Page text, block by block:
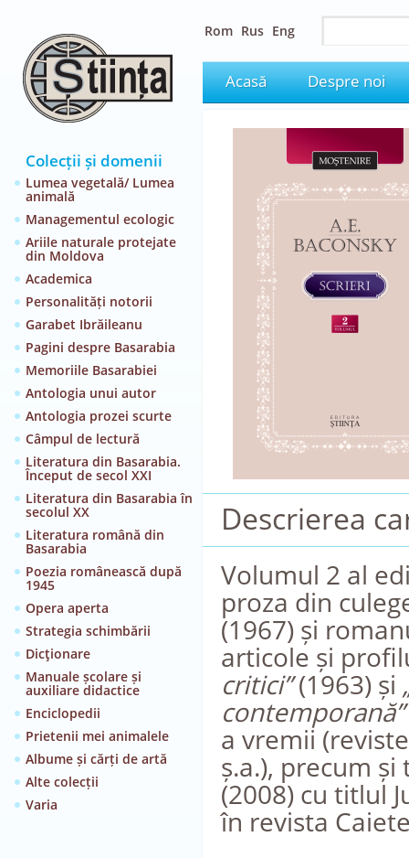
Colecții și domenii
Lumea vegetală/ Lumea
animală
Managementul ecologic
Ariile naturale protejate
din Moldova
Academica
Personalități notorii
Garabet Ibrăileanu
Pagini despre Basarabia
Memoriile Basarabiei
Antologia unui autor
Antologia prozei scurte
Câmpul de lectură
Literatura din Basarabia.
Început de secol XXI
Literatura din Basarabia în
secolul XX
Literatura română din
Basarabia
Poezia românească după
1945
Opera aperta
Strategia schimbării
Dicţionare
Manuale școlare și
auxiliare didactice
Enciclopedii
Prietenii mei animalele
Albume și cărți de artă
Alte colecții
Varia
Rom Rus Eng
Acasă Despre noi
Descrierea
Volumul 2 al
proza din
(1967) și
articole și
critici”(1963) și
contemporană”
a vremii
ș.a.), precum
(2008) cu titlul
în revista